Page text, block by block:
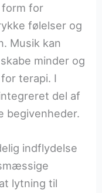
form for
følelser og
Musik kan
minder og
terapi. I
del af
begivenheder.
indflydelse
lytning til